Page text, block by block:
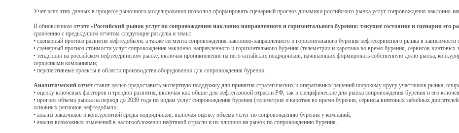
Учет всех этих данных в процессе рыночного моделирования позволил сформировать сценарный прогноз динамики российского рынка услуг сопровождения наклонно-
В обновленном отчете «Российский рынок услуг по сопровождению наклонно-направленного и горизонтального бурения: текущее состояние и сценарии его
сравнению с предыдущим отчетом следующие разделы и темы:
• сценарный прогноз развития нефтедобычи, а также сегмента сопровождения наклонно-направленного и горизонтального бурения нефтесервисного рынка в
• сценарный прогноз стоимости услуг сопровождения наклонно-направленного и горизонтального бурения (телеметрии и каротажа во время бурения, сервисов
• тенденции на российском нефтесервисном рынке, включая проникновение на него китайских подрядчиков, начинающих формировать собственную долю рынка,
сервисными компаниями;
• перспективные проекты в области производства оборудования для сопровождения бурения.
Аналитический отчет ставит целью предоставить экспертную поддержку для принятия стратегических и оперативных решений широкому кругу участников рынка,
• оценку ключевых факторов и трендов развития, включая как общие для нефтегазовой отрасли РФ, так и специфические для рынка сопровождения бурения и его
• прогноз объема рынка на период до 2030 года по видам услуг сопровождения бурения (телеметрия и каротаж во время бурения, сервисы винтовых забойных
основных регионов нефтедобычи;
• анализ заказчиков и конкурентной среды подрядчиков, включая оценку объема услуг по сопровождению бурения у компаний;
• анализ возможных изменений в налогообложении нефтяной отрасли и их влияния на рынок по сопровождению бурения.